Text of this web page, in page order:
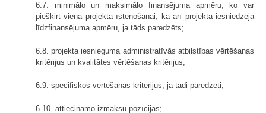
6.7. minimālo un maksimālo finansējuma apmēru, ko var
piešķirt viena projekta īstenošanai, kā arī projekta iesniedzēja
līdzfinansējuma apmēru, ja tāds paredzēts;
6.8. projekta iesnieguma administratīvās atbilstības vērtēšanas
kritērijus un kvalitātes vērtēšanas kritērijus;
6.9. specifiskos vērtēšanas kritērijus, ja tādi paredzēti;
6.10. attiecināmo izmaksu pozīcijas;